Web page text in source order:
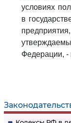
условиях
в
Федерации, -